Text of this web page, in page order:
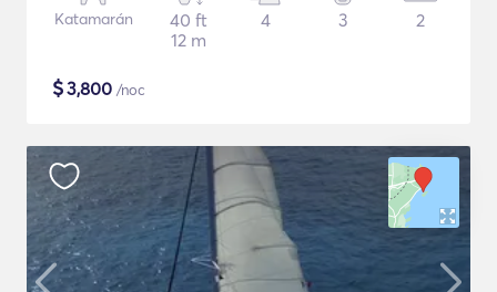
Katamarán
40 ft
12 m
4 3 2
$3,800 /noc